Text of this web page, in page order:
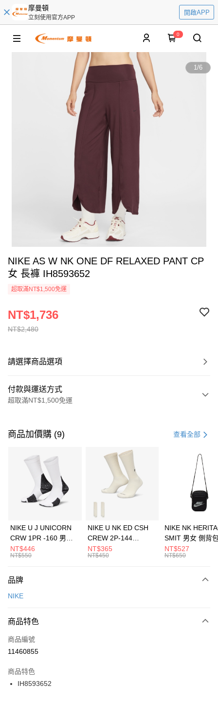
摩曼頓
立刻使用官方APP
開啟APP
0
1/6
NIKE AS W NK ONE DF RELAXED PANT CP
女 長褲 IH8593652
超取滿NT$1,500免運
NT$2,480
NT$1,736
請選擇商品選項
付款與運送方式
超取滿NT$1,500免運
信用卡一次付款
3 期 0 利率 每期 21家銀行
合作金庫商業銀行
第一商業銀行
華南商業銀行
彰化商業銀行
上海商業儲蓄銀行
元大商業銀行
台灣樂天信用卡公司
Apple Pay
全盈+PAY
AFTEE先享後付
【關於「AFTEE先享後付」】
便利好安心！
３．安心：先確認商品／服務後，再付款。
【「AFTEE先享後付」結帳流程】
１．於結帳方式選擇「AFTEE先享後付」後，將跳轉至「AFTEE先享後付」
２．訂單成立數日內，您將收到繳費通知簡訊。
３．收到繳費通知簡訊後14天內，點擊此簡訊中的連結，可透過四大超商／
ATM／網路銀行／等多元方式進行付款，方視為交易完成。
運送方式
每筆NT$100，滿NT$1,500(含以上)免運費
宅配
每筆NT$100，滿NT$1,500(含以上)免運費
付款後門市自取
每筆NT$100，滿NT$1,500(含以上)免運費
商品加價購 (9) 查看全部
NIKE U J UNICORN
CRW 1PR -160 男女
中統襪 FZ3393100
NT$446
NT$550
NIKE U NK ED CSH
CREW 2P-144
EMBRDY 男女 短統襪
FZ3073133
NT$365
NT$450
NIKE NK
SMIT 男女 側背
BA5871010
NT$527
NT$650
品牌
NIKE
商品特色
商品編號
11460855
商品特色
IH8593652